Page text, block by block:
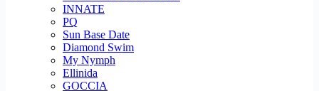
INNATE
PQ
Sun Base Date
Diamond Swim
My Nymph
Ellinida
GOCCIA